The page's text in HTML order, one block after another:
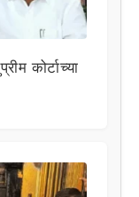
कोर्टाच्या